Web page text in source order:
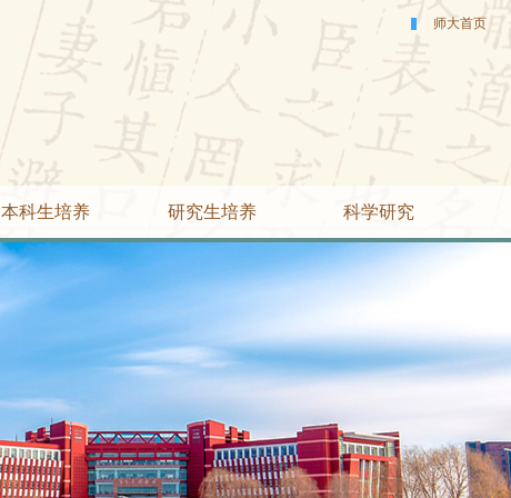
师大首页
本科生培养 研究生培养 科学研究